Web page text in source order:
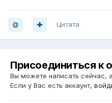
Цитата
Присоединиться к
Вы можете написать сейчас,
Если у Вас есть аккаунт,